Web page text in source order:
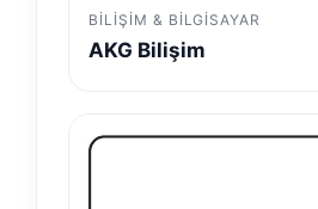
BILIŞIM & BILGISAYAR
AKG Bilişim